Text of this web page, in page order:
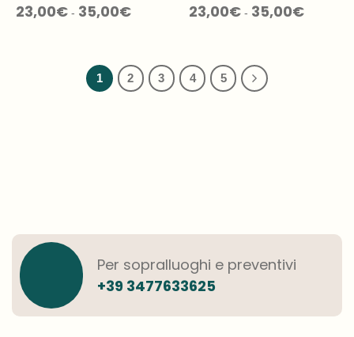
23,00€ - 35,00€di
35,00€
23,00€ - 35,00€di
1 2 3 4 5
Per sopralluoghi e preventivi
+39 3477633625